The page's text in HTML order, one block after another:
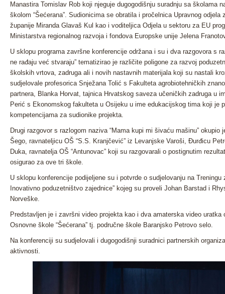
Manastira Tomislav Rob koji njeguje dugogodišnju suradnju sa školama
školom “Šećerana”. Sudionicima se obratila i pročelnica Upravnog
županije Miranda Glavaš Kul kao i voditeljica Odjela u sektoru za EU
Ministarstva regionalnog razvoja i fondova Europske unije Jelena
U sklopu programa završne konferencije održana i su i dva razgovora s
ne rađaju već stvaraju” tematizirao je različite poligone za razvoj
školskih vrtova, zadruga ali i novih nastavnih materijala koji su nastali
sudjelovale profesorica Snježana Tolić s Fakulteta agrobiotehničkih
partnera, Blanka Horvat, tajnica Hrvatskog saveza učeničkih zadruga u
Perić s Ekonomskog fakulteta u Osijeku u ime edukacijskog tima koji je
kompetencijama za sudionike projekta.
Drugi razgovor s razlogom naziva “Mama kupi mi šivaću mašinu”
Šego, ravnateljicu OŠ “S.S. Kranjčević” iz Levanjske Varoši, Đurđicu
Duka, ravnatelja OŠ “Antunovac” koji su razgovarali o postignutim
osigurao za ove tri škole.
U sklopu konferencije podijeljene su i potvrde o sudjelovanju na Treningu
Inovativno poduzetništvo zajednice” kojeg su proveli Johan Barstad i
Norveške.
Predstavljen je i završni video projekta kao i dva amaterska video
Osnovne škole “Šećerana” tj. područne škole Baranjsko Petrovo selo.
Na konferenciji su sudjelovali i dugogodišnji suradnici partnerskih
aktivnosti.